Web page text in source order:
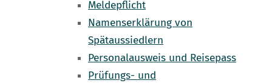
Meldepflicht
Namenserklärung von
Spätaussiedlern
Personalausweis und Reisepass
Prüfungs- und